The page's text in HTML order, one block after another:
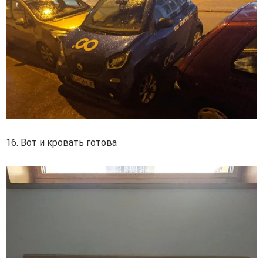
16. Вот и кровать готова